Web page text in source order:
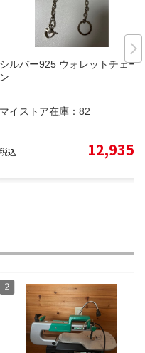
シルバー925 ウォレットチェー
ン
マイストア在庫： 82
税込 12,935